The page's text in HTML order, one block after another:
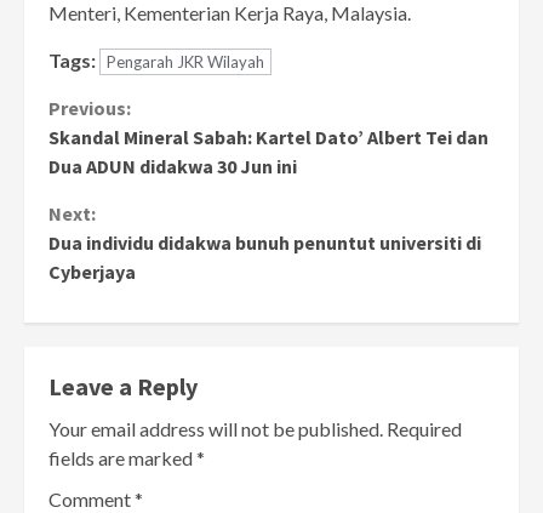
Menteri, Kementerian Kerja Raya, Malaysia.
Tags: Pengarah JKR Wilayah
Continue
Reading
Previous:
Skandal Mineral Sabah: Kartel Dato’ Albert Tei dan
Dua ADUN didakwa 30 Jun ini
Next:
Dua individu didakwa bunuh penuntut universiti di
Cyberjaya
Leave a Reply
Your email address will not be published. Required
fields are marked*
Comment*